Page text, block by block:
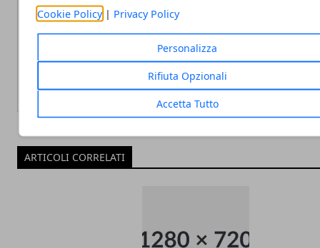
Cookie Policy | Privacy Policy
Personalizza
Rifiuta Opzionali
Accetta Tutto
Redazione
ARTICOLI CORRELATI